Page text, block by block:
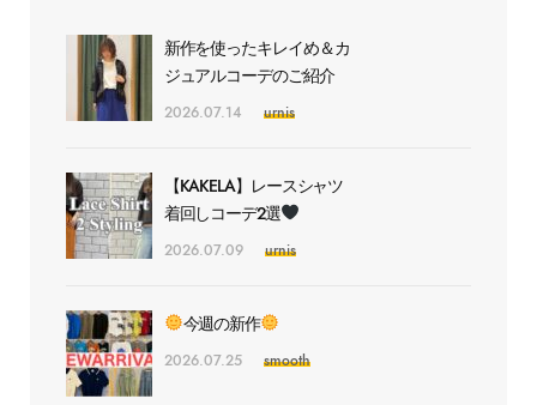
新作を使ったキレイめ＆カ
ジュアルコーデのご紹介
2026.07.14 urnis
【KAKELA】レースシャツ
着回しコーデ2選
2026.07.09 urnis
今週の新作
2026.07.25 smooth